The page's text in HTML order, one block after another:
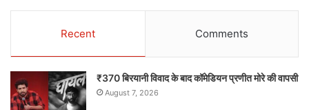
Recent Comments
₹370 बिरयानी विवाद के बाद कॉमेडियन प्रणीत मोरे की वापसी
August 7, 2026